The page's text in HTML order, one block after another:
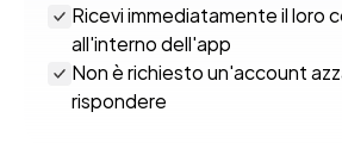
Ricevi immediatamente il loro
all'interno dell'app
Non è richiesto un'account
rispondere